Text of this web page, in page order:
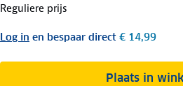
Reguliere prijs
Log in en bespaar direct € 14,99
Plaats in